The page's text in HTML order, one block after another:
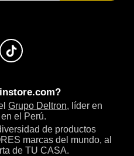
?
Grupo Deltron, líder en
el Perú.
de productos
marcas del mundo, al
de TU CASA.